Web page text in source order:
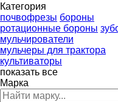
Категория
почвофрезы бороны
ротационные бороны
мульчирователи
мульчеры для трактора
культиваторы
показать все
Марка